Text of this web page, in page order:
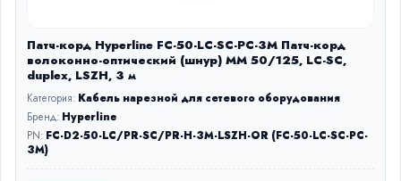
Патч-корд Hyperline FC-50-LC-SC-PC-3M Патч-корд
волоконно-оптический (шнур) MM 50/125, LC-SC,
duplex, LSZH, 3 м
Категория: Кабель нарезной для сетевого оборудования
Бренд: Hyperline
PN: FC-D2-50-LC/PR-SC/PR-H-3M-LSZH-OR (FC-50-LC-SC-PC-
3M)